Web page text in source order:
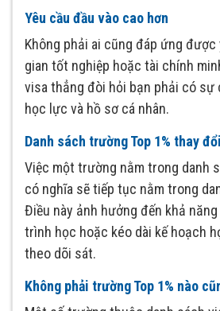
Yêu cầu đầu vào cao hơn
Không phải ai cũng đáp ứng được
gian tốt nghiệp hoặc tài chính
visa thẳng đòi hỏi bạn phải có sự
học lực và hồ sơ cá nhân.
Danh sách trường Top 1% thay
Việc một trường nằm trong danh
có nghĩa sẽ tiếp tục nằm trong
Điều này ảnh hưởng đến khả
trình học hoặc kéo dài kế hoạch
theo dõi sát.
Không phải trường Top 1% nào